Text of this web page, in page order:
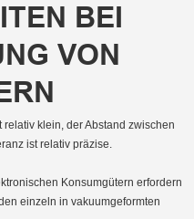
BEI
VON
klein, der Abstand zwischen
ist relativ präzise.
Konsumgütern erfordern
einzeln in vakuumgeformten